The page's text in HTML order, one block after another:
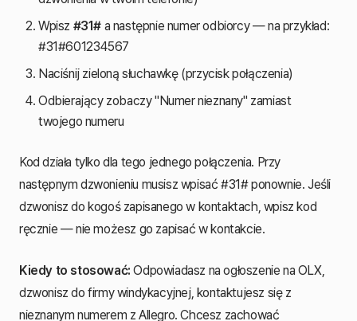
Wpisz #31# a następnie numer odbiorcy — na przykład:
#31#601234567
Naciśnij zieloną słuchawkę (przycisk połączenia)
Odbierający zobaczy "Numer nieznany" zamiast
twojego numeru
Kod działa tylko dla tego jednego połączenia. Przy
następnym dzwonieniu musisz wpisać #31# ponownie. Jeśli
dzwonisz do kogoś zapisanego w kontaktach, wpisz kod
ręcznie — nie możesz go zapisać w kontakcie.
Kiedy to stosować: Odpowiadasz na ogłoszenie na OLX,
dzwonisz do firmy windykacyjnej, kontaktujesz się z
nieznanym numerem z Allegro. Chcesz zachować